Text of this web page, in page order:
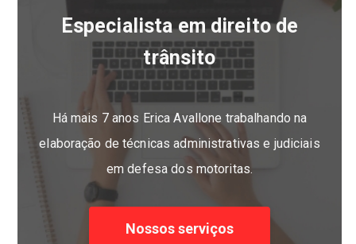
Especialista em direito de
trânsito
Há mais 7 anos Erica Avallone trabalhando na
elaboração de técnicas administrativas e judiciais
em defesa dos motoritas.
Nossos serviços